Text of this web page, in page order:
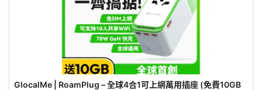
GlocalMe | RoamPlug – 全球4合1可上網萬用插座 (免費10GB